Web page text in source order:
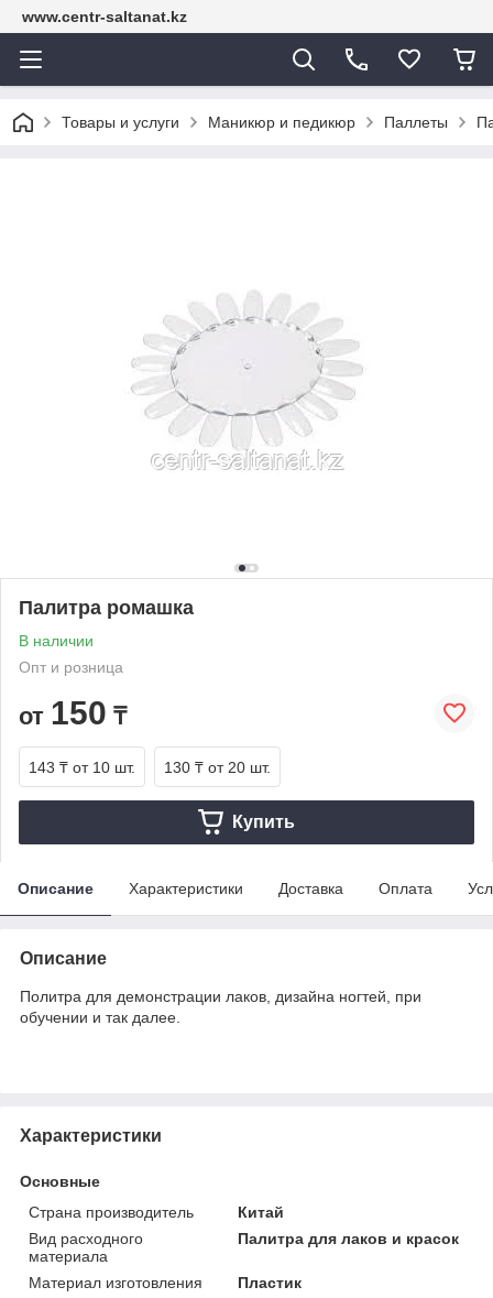
www.centr-saltanat.kz
Товары и услуги Маникюр и педикюр Паллеты
Палитра ромашка
В наличии
Опт и розница
от 150 ₸
143 ₸ от 10 шт. 130 ₸ от 20 шт.
Купить
Описание Характеристики Доставка Оплата
Описание
Политра для демонстрации лаков, дизайна ногтей, при
обучении и так далее.
Характеристики
Основные
Страна производитель
Китай
Вид расходного
материала
Палитра для лаков и красок
Материал изготовления
Пластик